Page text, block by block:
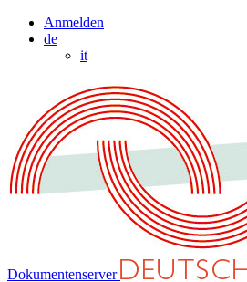
Anmelden
de
it
Dokumentenserver